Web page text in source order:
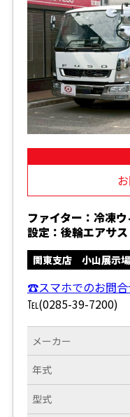
ファイター：冷凍
設定：後輪エアサ
関東支店 小山展示場
☎スマホでのお問
℡(0285-39-7200)
メーカー
年式
型式